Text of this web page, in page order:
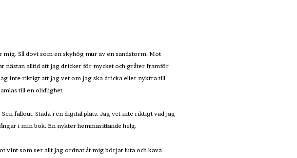
Så dovt som en skyhög mur av en sandstorm. Mot
nästan alltid att jag dricker för mycket och gråter framför
inte riktigt att jag vet om jag ska dricka eller nyktra till.
till en olidlighet.
fallout. Städa i en digital plats. Jag vet inte riktigt vad jag
i min bok. En nykter hemmasittande helg.
vint som ser allt jag ordnat åt mig börjar luta och kava